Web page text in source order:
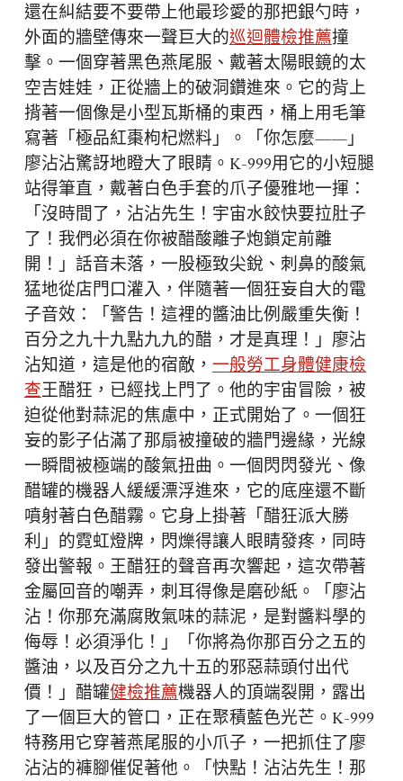
還在糾結要不要帶上他最珍愛的那把銀勺時，
外面的牆壁傳來一聲巨大的巡迴體檢推薦撞
擊。一個穿著黑色燕尾服、戴著太陽眼鏡的太
空吉娃娃，正從牆上的破洞鑽進來。它的背上
揹著一個像是小型瓦斯桶的東西，桶上用毛筆
寫著「極品紅棗枸杞燃料」。「你怎麼——」
廖沾沾驚訝地瞪大了眼睛。K-999用它的小短腿
站得筆直，戴著白色手套的爪子優雅地一揮：
「沒時間了，沾沾先生！宇宙水餃快要拉肚子
了！我們必須在你被醋酸離子炮鎖定前離
開！」話音未落，一股極致尖銳、刺鼻的酸氣
猛地從店門口灌入，伴隨著一個狂妄自大的電
子音效：「警告！這裡的醬油比例嚴重失衡！
百分之九十九點九九的醋，才是真理！」廖沾
沾知道，這是他的宿敵， 一般勞工身體健康檢
查王醋狂，已經找上門了。他的宇宙冒險，被
迫從他對蒜泥的焦慮中，正式開始了。一個狂
妄的影子佔滿了那扇被撞破的牆門邊緣，光線
一瞬間被極端的酸氣扭曲。一個閃閃發光、像
醋罐的機器人緩緩漂浮進來，它的底座還不斷
噴射著白色醋霧。它身上掛著「醋狂派大勝
利」的霓虹燈牌，閃爍得讓人眼睛發疼，同時
發出警報。王醋狂的聲音再次響起，這次帶著
金屬回音的嘲弄，刺耳得像是磨砂紙。「廖沾
沾！你那充滿腐敗氣味的蒜泥，是對醬料學的
侮辱！必須淨化！」「你將為你那百分之五的
醬油，以及百分之九十五的邪惡蒜頭付出代
價！」醋罐健檢推薦機器人的頂端裂開，露出
了一個巨大的管口，正在聚積藍色光芒。K-999
特務用它穿著燕尾服的小爪子，一把抓住了廖
沾沾的褲腳催促著他。「快點！沾沾先生！那